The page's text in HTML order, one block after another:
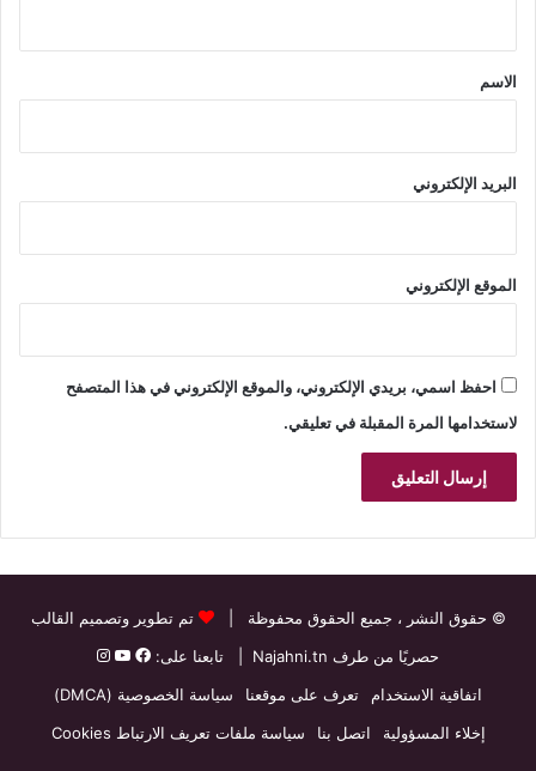
*
الاسم
البريد الإلكتروني
الموقع الإلكتروني
احفظ اسمي، بريدي الإلكتروني، والموقع الإلكتروني في هذا المتصفح
لاستخدامها المرة المقبلة في تعليقي.
© حقوق النشر ، جميع الحقوق محفوظة |
تم تطوير وتصميم القالب
حصريًا من طرف Najahni.tn | تابعنا على:
اتفاقية الاستخدام
تعرف على موقعنا
سياسة الخصوصية (DMCA)
إخلاء المسؤولية
اتصل بنا سياسة ملفات تعريف الارتباط Cookies